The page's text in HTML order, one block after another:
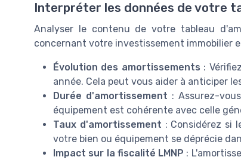
Interpréter les données de votre
Analyser le contenu de votre tableau
concernant votre investissement immobilier
Évolution des amortissements :
année. Cela peut vous aider à anticiper
Durée d'amortissement : Assurez-
équipement est cohérente avec celle
Taux d'amortissement : Considérez si
votre bien ou équipement se déprécie
Impact sur la fiscalité LMNP :